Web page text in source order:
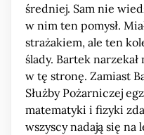
średniej. Sam nie
w nim ten pomysł.
strażakiem, ale ten
ślady. Bartek
w tę stronę. Zamiast
Służby Pożarniczej
matematyki i fizyki
wszyscy nadają się na